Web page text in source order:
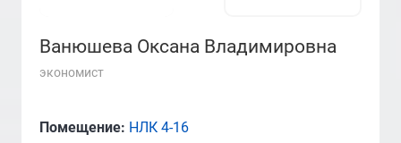
Ванюшева Оксана Владимировна
экономист
Помещение: НЛК 4-16